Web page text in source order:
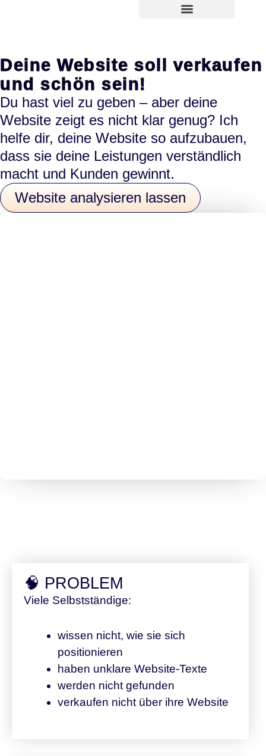
Deine Website soll verkaufen
und schön sein!
Du hast viel zu geben – aber deine
Website zeigt es nicht klar genug? Ich
helfe dir, deine Website so aufzubauen,
dass sie deine Leistungen verständlich
macht und Kunden gewinnt.
Website analysieren lassen
🧠 PROBLEM
Viele Selbstständige:
wissen nicht, wie sie sich
positionieren
haben unklare Website-Texte
werden nicht gefunden
verkaufen nicht über ihre Website